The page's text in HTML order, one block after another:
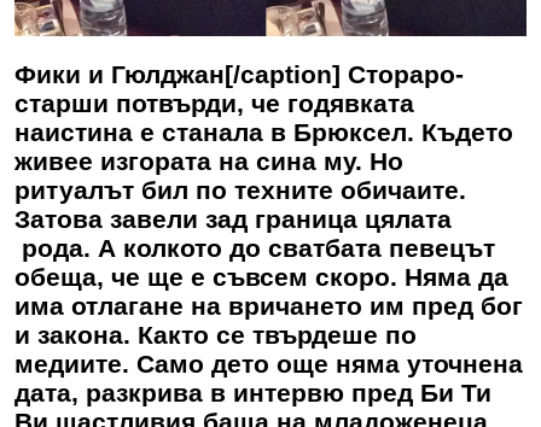
Фики и Гюлджан[/caption] Стораро-
старши потвърди, че годявката
наистина е станала в Брюксел. Където
живее изгората на сина му. Но
ритуалът бил по техните обичаите.
Затова завели зад граница цялата
рода. А колкото до сватбата певецът
обеща, че ще е съвсем скоро. Няма да
има отлагане на вричането им пред бог
и закона. Както се твърдеше по
медиите. Само дето още няма уточнена
дата, разкрива в интервю пред Би Ти
Ви щастливия баща на младоженеца.